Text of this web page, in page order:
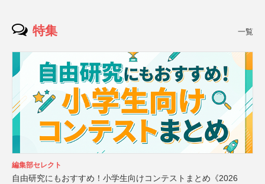
特集 一覧
編集部セレクト
自由研究にもおすすめ！小学生向けコンテストまとめ《2026